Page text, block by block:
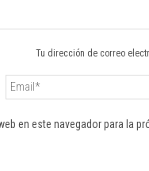
Tu dirección de correo
en este navegador para la